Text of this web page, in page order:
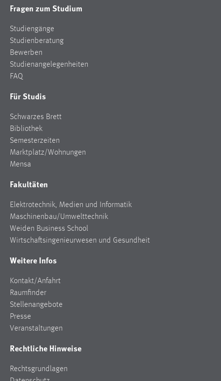
Fragen zum Studium
Studiengänge
Studienberatung
Bewerben
Studienangelegenheiten
FAQ
Für Studis
Schwarzes Brett
Bibliothek
Semesterzeiten
Marktplatz/Wohnungen
Mensa
Fakultäten
Elektrotechnik, Medien und Informatik
Maschinenbau/Umwelttechnik
Weiden Business School
Wirtschaftsingenieurwesen und Gesundheit
Weitere Infos
Kontakt/Anfahrt
Raumfinder
Stellenangebote
Presse
Veranstaltungen
Rechtliche Hinweise
Rechtsgrundlagen